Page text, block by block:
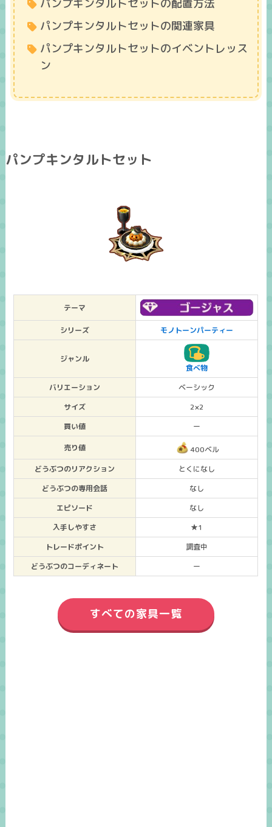
パンプキンタルトセットの配置方法
パンプキンタルトセットの関連家具
パンプキンタルトセットのイベントレッス
ン
パンプキンタルトセット
テーマ
シリーズ モノトーンパーティー
ジャンル
食べ物
バリエーション
ベーシック
サイズ
2×2
買い値
ー
売り値
400ベル
どうぶつのリアクション
とくになし
どうぶつの専用会話
なし
エピソード
なし
入手しやすさ
★1
トレードポイント
調査中
どうぶつのコーディネート
ー
すべての家具一覧